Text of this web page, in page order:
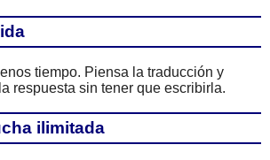
tiempo. Piensa la traducción y
respuesta sin tener que escribirla.
ilimitada